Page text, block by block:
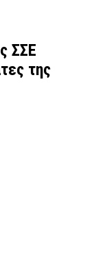
ΣΣΕ
της